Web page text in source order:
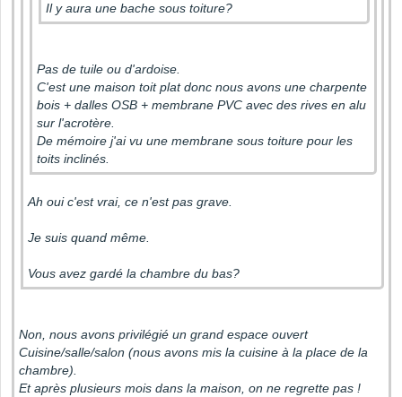
Il y aura une bache sous toiture?
Pas de tuile ou d'ardoise.
C'est une maison toit plat donc nous avons une charpente
bois + dalles OSB + membrane PVC avec des rives en alu
sur l'acrotère.
De mémoire j'ai vu une membrane sous toiture pour les
toits inclinés.
Ah oui c'est vrai, ce n'est pas grave.
Je suis quand même.
Vous avez gardé la chambre du bas?
Non, nous avons privilégié un grand espace ouvert
Cuisine/salle/salon (nous avons mis la cuisine à la place de la
chambre).
Et après plusieurs mois dans la maison, on ne regrette pas !